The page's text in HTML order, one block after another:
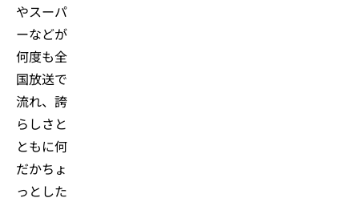
やスーパ
ーなどが
何度も全
国放送で
流れ、誇
らしさと
ともに何
だかちょ
っとした